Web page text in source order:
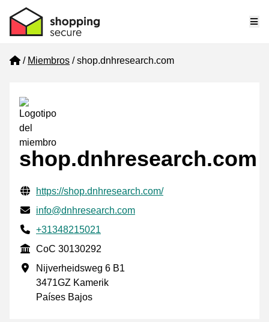
Home
Miembros shop.dnhresearch.com
shop.dnhresearch.com
Información de contacto verificada
Website URL
https://shop.dnhresearch.com/
Envía un correo electrónico a
info@dnhresearch.com
Phone number
+31348215021
CoC
CoC 30130292
Dirección de la empresa
Nijverheidsweg 6 B1
3471GZ Kamerik
Países Bajos